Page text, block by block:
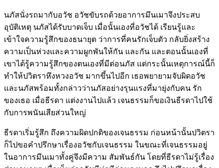
นภัสนั่งรถมากับอวัช อวัชขับรถด้วยอาการมึนเมาจึงประสบ
อุบัติเหตุ นภัสได้รับบาดเจ็บ เมื่อนั้นเองที่อวัชได้ เรียนรู้และ
เข้าใจความรู้สึกของธนายุต ว่าการที่คนรักเจ็บตัว กลับยิ่งสร้าง
ความเป็นห่วงและความผูกพันให้กัน และกัน และตอนนั้นเองที่
เขาได้รู้ความรู้สึกของตนเองที่มีต่อนภัส แต่กระนั้นเหตุการณ์นี้ก็
ทำให้ปวิตราหึงหวงอวัช มากขึ้นไปอีก เธอพยายามจับผิดอวัช
และนภัสพร้อมทั้งกล่าวว่านภัสอย่างรุนแรงที่มายุ่งกับคน รัก
ของเธอ เมื่อธีรดา แต่งงานไปแล้ว เจนธรรมก็ขอเงินธีรดาไปใช้
กับการพนันเสียส่วนใหญ่
ธีรดาเริ่มรู้สึก ถึงความผิดปกติของเจนธรรม ก่อนหน้านั้นปวิตรา
ก็ไปขอคำปรึกษาเรื่องอวัชกับเจนธรรม ในขณะที่เจนธรรมอยู่
ในอาการมึนเมาทั้งคู่จึงมีความ สัมพันธ์กัน โดยที่ธีรดาไม่รู้เรื่อง